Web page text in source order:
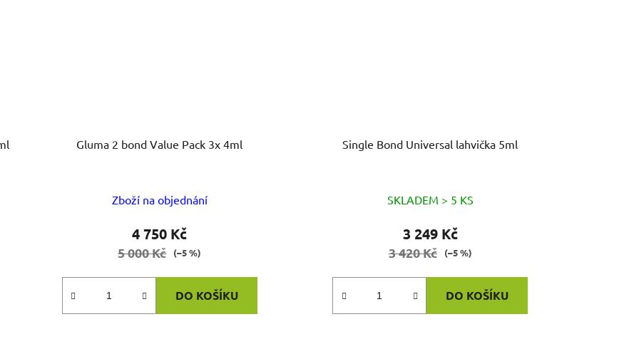
Gluma 2 bond Value Pack 3x 4ml
Zboží na objednání
4 750 Kč
5 000 Kč (–5 %)
DO KOŠÍKU
Single Bond Universal lahvička 5ml
SKLADEM > 5 KS
3 249 Kč
3 420 Kč (–5 %)
DO KOŠÍKU